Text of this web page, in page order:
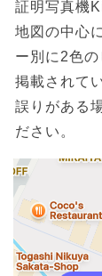
証明写真機
地図の中心
ー別に2色の
掲載されて
誤りがある
ださい。